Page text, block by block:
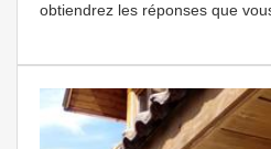
obtiendrez les réponses que